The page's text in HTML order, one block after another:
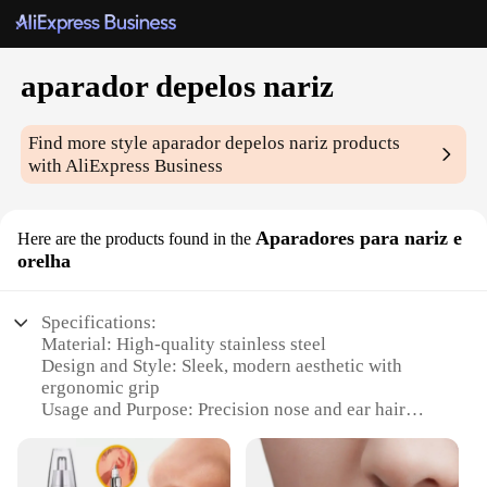
aparador depelos nariz
Find more styleaparador depelos nariz products
with AliExpress Business
Here are the products found in the Aparadores para nariz e
orelha
Specifications:
Material: High-quality stainless steel
Design and Style: Sleek, modern aesthetic with
ergonomic grip
Usage and Purpose: Precision nose and ear hair
Performance and Property: Sharp blades for
efficient hair removal